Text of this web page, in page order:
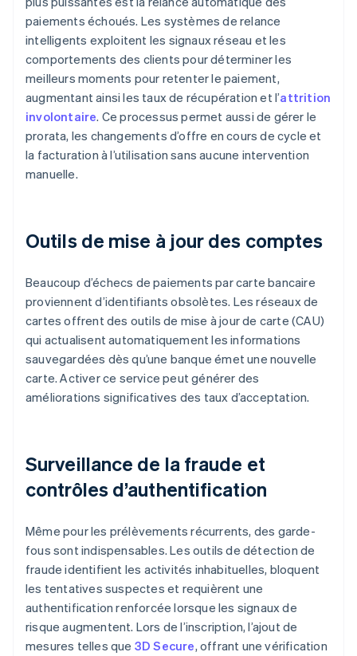
paiements échoués. Les systèmes de relance
intelligents exploitent les signaux réseau et les
comportements des clients pour déterminer les
meilleurs moments pour retenter le paiement,
augmentant ainsi les taux de récupération et l’attrition
involontaire. Ce processus permet aussi de gérer le
prorata, les changements d’offre en cours de cycle et
la facturation à l’utilisation sans aucune intervention
manuelle.
Outils de mise à jour des comptes
Beaucoup d’échecs de paiements par carte bancaire
proviennent d’identifiants obsolètes. Les réseaux de
cartes offrent des outils de mise à jour de carte (CAU)
qui actualisent automatiquement les informations
sauvegardées dès qu’une banque émet une nouvelle
carte. Activer ce service peut générer des
améliorations significatives des taux d’acceptation.
Surveillance de la fraude et
contrôles d’authentification
Même pour les prélèvements récurrents, des garde-
fous sont indispensables. Les outils de détection de
fraude identifient les activités inhabituelles, bloquent
les tentatives suspectes et requièrent une
authentification renforcée lorsque les signaux de
risque augmentent. Lors de l’inscription, l’ajout de
mesures telles que 3D Secure, offrant une vérification